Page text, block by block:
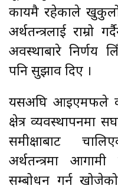
कायमै रहेकाले खुकुलो
अर्थतन्त्रलाई
अवस्थाबारे निर्णय
पनि सुझाव दिए ।
यसअघि आइएमफले
क्षेत्र व्यवस्थापनमा
समीक्षाबाट
अर्थतन्त्रमा
सम्बोधन गर्न